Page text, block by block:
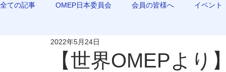
全ての記事 OMEP日本委員会 会員の皆様へ イベント
EXCO-COMMUNICATION
【世界OMEPより
2022年5月24日